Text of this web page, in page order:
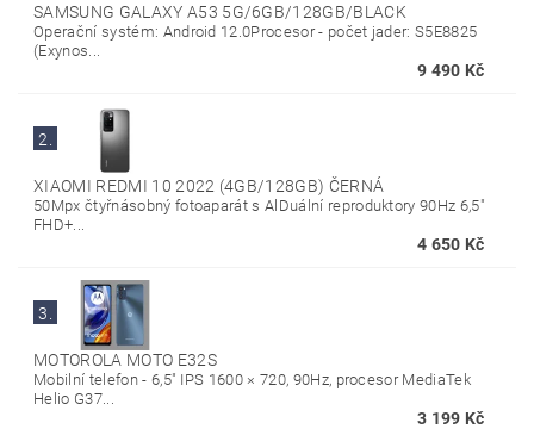
SAMSUNG GALAXY A53 5G/6GB/128GB/BLACK
Operační systém: Android 12.0Procesor - počet jader: S5E8825
(Exynos...
9 490 Kč
2.
XIAOMI REDMI 10 2022 (4GB/128GB) ČERNÁ
50Mpx čtyřnásobný fotoaparát s AlDuální reproduktory 90Hz 6,5"
FHD+...
4 650 Kč
3.
MOTOROLA MOTO E32S
Mobilní telefon - 6,5" IPS 1600 × 720, 90Hz, procesor MediaTek
Helio G37...
3 199 Kč